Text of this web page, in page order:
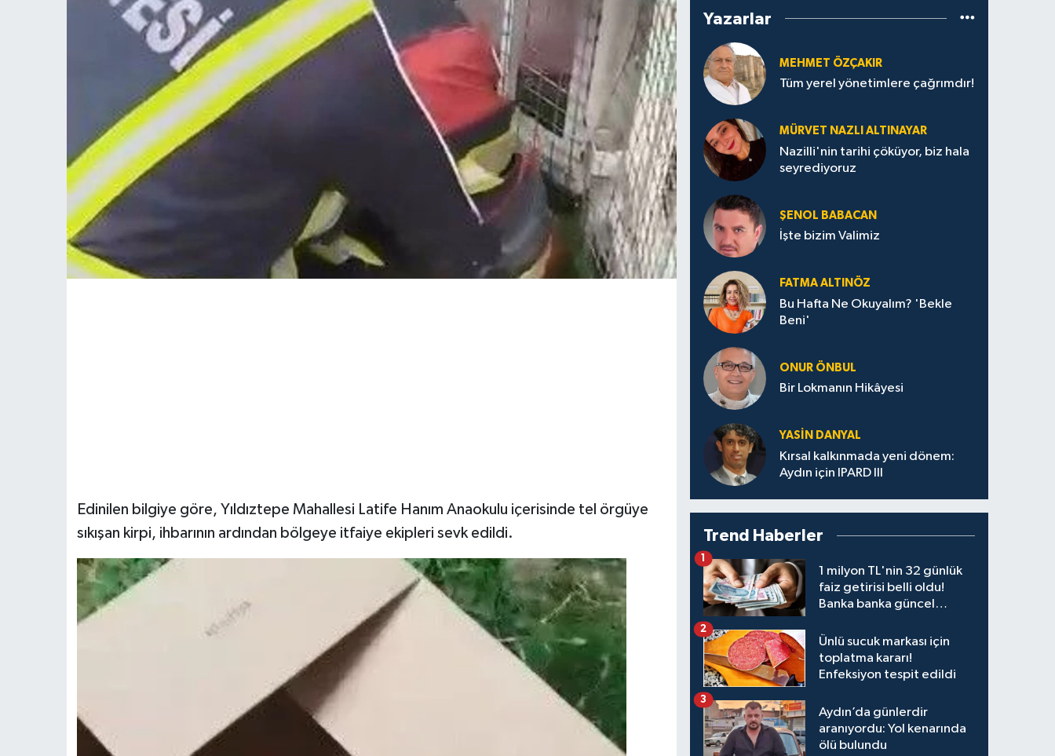
Edinilen bilgiye göre, Yıldıztepe Mahallesi Latife Hanım Anaokulu içerisinde tel örgüye
sıkışan kirpi, ihbarının ardından bölgeye itfaiye ekipleri sevk edildi.
Yazarlar
MEHMET ÖZÇAKIR
Tüm yerel yönetimlere çağrımdır!
MÜRVET NAZLI ALTINAYAR
Nazilli'nin tarihi çöküyor, biz hala
seyrediyoruz
ŞENOL BABACAN
İşte bizim Valimiz
FATMA ALTINÖZ
Bu Hafta Ne Okuyalım? 'Bekle
Beni'
ONUR ÖNBUL
Bir Lokmanın Hikâyesi
YASIN DANYAL
Kırsal kalkınmada yeni dönem:
Aydın için IPARD III
Trend Haberler
1 milyon TL'nin 32 günlük
faiz getirisi belli oldu!
Banka banka güncel
1
Ünlü sucuk markası için
toplatma kararı!
Enfeksiyon tespit edildi
2
Aydın’da günlerdir
aranıyordu: Yol kenarında
ölü bulundu
3